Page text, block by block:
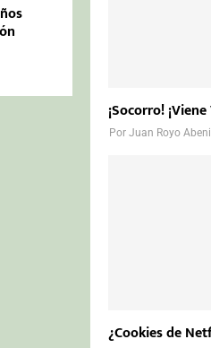
¡Socorro! ¡Viene
PorJuan Royo
¿Cookies de